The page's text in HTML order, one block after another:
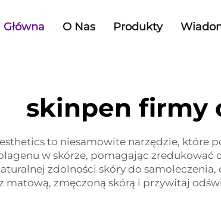
O Nas Produkty
skinpen firmy
to niesamowite narzędzie, które
w skórze, pomagając zredukować
zdolności skóry do
matową, zmęczoną skórą i przywitaj